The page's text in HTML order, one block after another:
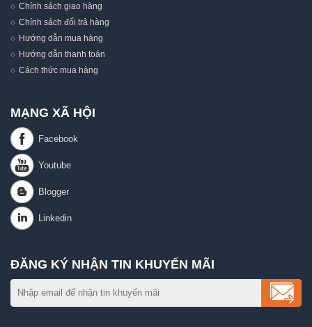
Chính sách giao hàng
Chính sách đổi trả hàng
Hướng dẫn mua hàng
Hướng dẫn thanh toán
Cách thức mua hàng
MẠNG XÃ HỘI
ĐĂNG KÝ NHẬN TIN KHUYẾN MÃI